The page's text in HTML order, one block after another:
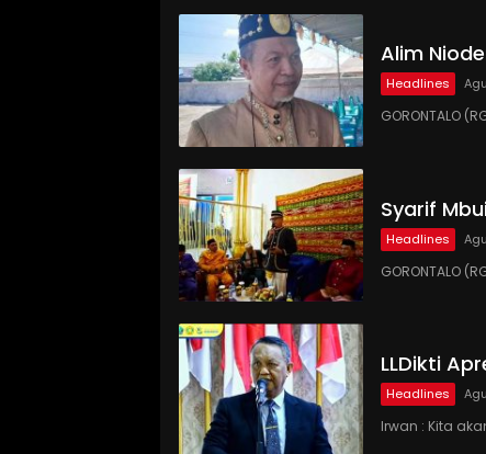
Alim
Headlines
GORONTALO
Syarif
Headlines
GORONTALO
LLDikti
Headlines
Irwan : Kita